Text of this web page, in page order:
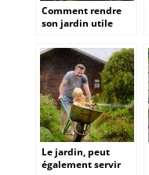
Comment rendre
son jardin utile
tomates?
Le jardin, peut
également servir